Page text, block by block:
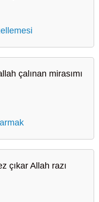
çalınan mirasımı
çıkar Allah razı